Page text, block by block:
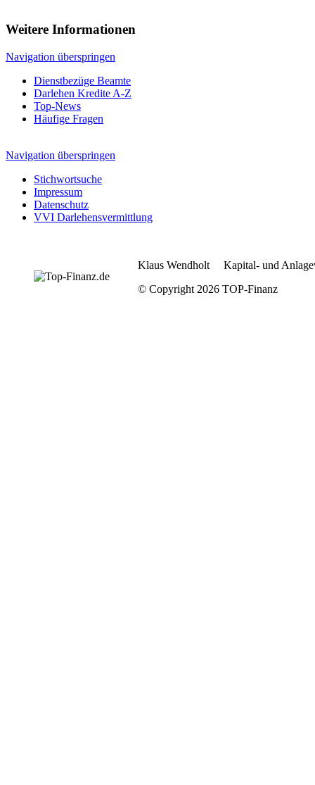
Weitere Informationen
Navigation überspringen
Dienstbezüge Beamte
Darlehen Kredite A-Z
Top-News
Häufige Fragen
Navigation überspringen
Stichwortsuche
Impressum
Datenschutz
VVI Darlehensvermittlung
Klaus Wendholt Kapital- und
© Copyright 2026 TOP-Finanz